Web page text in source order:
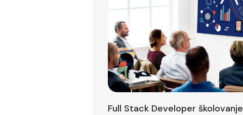
Full Stack Developer školovanje